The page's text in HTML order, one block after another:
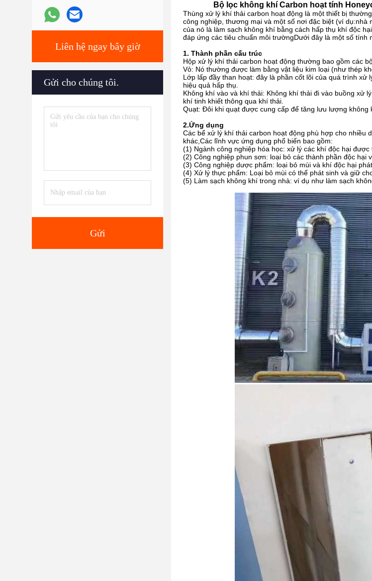
Liên hệ ngay bây giờ
Gửi cho chúng tôi.
Gửi
Bộ lọc không khí Carbon hoạt tính
Thùng xử lý khí thải carbon hoạt động là một thiết bị
công nghiệp, thương mại và một số nơi đặc biệt (ví
của nó là làm sạch không khí bằng cách hấp thụ khí độc
đáp ứng các tiêu chuẩn môi trườngDưới đây là một số
1. Thành phần cấu trúc
Hộp xử lý khí thải carbon hoạt động thường bao gồm các
Vỏ: Nó thường được làm bằng vật liệu kim loại (như thép
Lớp lấp đầy than hoạt: đây là phần cốt lõi của quá trình
hiệu quả hấp thụ.
Không khí vào và khí thải: Không khí thải đi vào buồng xử
khí tinh khiết thông qua khí thải.
Quạt: Đôi khi quạt được cung cấp để tăng lưu lượng không
2.Ứng dụng
Các bể xử lý khí thải carbon hoạt động phù hợp cho
khác,Các lĩnh vực ứng dụng phổ biến bao gồm:
(1) Ngành công nghiệp hóa học: xử lý các khí độc hại
(2) Công nghiệp phun sơn: loại bỏ các thành phần độc hại
(3) Công nghiệp dược phẩm: loại bỏ mùi và khí độc hại
(4) Xử lý thực phẩm: Loại bỏ mùi có thể phát sinh và giữ
(5) Làm sạch không khí trong nhà: ví dụ như làm sạch